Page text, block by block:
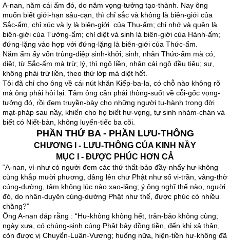
A-nan, năm cái ấm đó, do năm vọng-tưởng tạo-thành. Nay ông
muốn biết giới-hạn sâu-cạn, thì chỉ sắc và không là biên-giới của
Sắc-ấm, chỉ xúc và ly là biên-giới của Thụ-ấm; chỉ nhớ và quên là
biên-giới của Tưởng-ấm; chỉ diệt và sinh là biên-giới của Hành-ấm;
đứng-lặng vào hợp với đứng-lặng là biên-giới của Thức-ấm.
Năm ấm ấy vốn trùng-điệp sinh-khởi; sinh, nhân Thức-ấm mà có,
diệt, từ Sắc-ấm mà trừ; lý, thì ngộ liền, nhân cái ngộ đều tiêu; sự,
không phải trừ liền, theo thứ lớp mà diệt hết.
Tôi đã chỉ cho ông về cái nút khăn Kiếp-ba-la, có chỗ nào không rõ
mà ông phải hỏi lại. Tâm ông cần phải thông-suốt về cỗi-gốc vọng-
tưởng đó, rồi đem truyền-bày cho những người tu-hành trong đời
mạt-pháp sau nầy, khiến cho họ biết hư-vọng, tự sinh nhàm-chán và
biết có Niết-bàn, không luyến-tiếc ba cõi.
PHẦN THỨ BA - PHẦN LƯU-THÔNG
CHƯƠNG I - LƯU-THÔNG CỦA KINH NẦY
MỤC I - ĐƯỢC PHÚC HƠN CẢ
“A-nan, ví-như có người đem các thứ thất-bảo đầy-nhẩy hư-không
cùng khắp mười phương, dâng lên chư Phật như số vi-trần, vâng-thờ
cúng-dường, tâm không lúc nào xao-lãng; ý ông nghĩ thế nào, người
đó, do nhân-duyên cúng-dường Phật như thế, được phúc có nhiều
chăng?”
Ông A-nan đáp rằng : “Hư-không không hết, trân-bảo không cùng;
ngày xưa, có chúng-sinh cúng Phật bảy đồng tiền, đến khi xả thân,
còn được vị Chuyển-Luân-Vương; huống nữa, hiện-tiền hư-không đã